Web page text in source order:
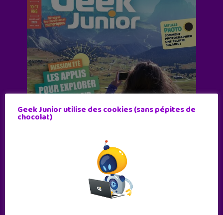
Geek Junior utilise des cookies (sans pépites de
chocolat)